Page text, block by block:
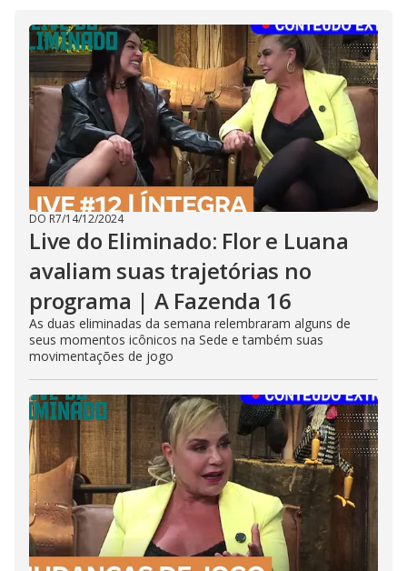
DO R7/14/12/2024
Live do Eliminado: Flor e Luana
avaliam suas trajetórias no
programa | A Fazenda 16
As duas eliminadas da semana relembraram alguns de
seus momentos icônicos na Sede e também suas
movimentações de jogo